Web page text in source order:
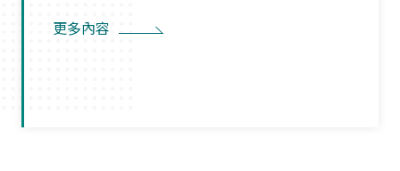
孢子的盛況，在精彩過程中也看到了風的
更多內容